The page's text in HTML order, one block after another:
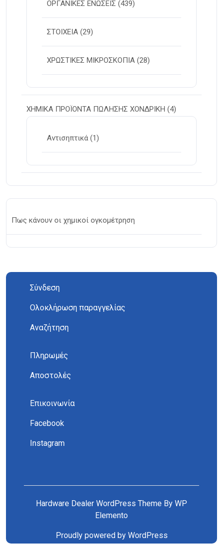
ΟΡΓΑΝΙΚΕΣ ΕΝΩΣΕΙΣ (439)
ΣΤΟΙΧΕΙΑ (29)
ΧΡΩΣΤΙΚΕΣ ΜΙΚΡΟΣΚΟΠΙΑ (28)
ΧΗΜΙΚΑ ΠΡΟΪΟΝΤΑ ΠΩΛΗΣΗΣ ΧΟΝΔΡΙΚΗ (4)
Αντισηπτικά (1)
Πως κάνουν οι χημικοί ογκομέτρηση
Σύνδεση
Ολοκλήρωση παραγγελίας
Αναζήτηση
Πληρωμές
Αποστολές
Επικοινωνία
Facebook
Instagram
Hardware Dealer WordPress Theme By WP
Elemento
Proudly powered by WordPress